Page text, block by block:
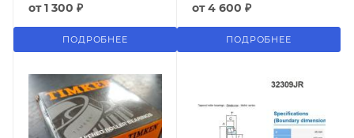
от1 300 ₽
ПОДРОБНЕЕ
от4 600 ₽
ПОДРОБНЕЕ